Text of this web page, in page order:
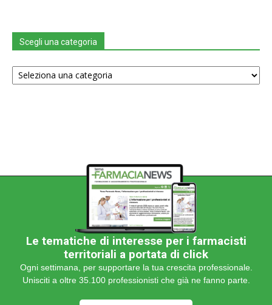
Scegli una categoria
Scegli
una
Le tematiche di interesse per i farmacisti
territoriali a portata di click
Ogni settimana, per supportare la tua crescita professionale.
Unisciti a oltre 35.100 professionisti che già ne fanno parte.